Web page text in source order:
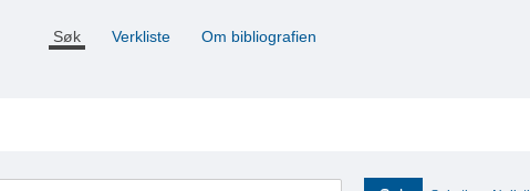
Søk Verkliste Om bibliografien